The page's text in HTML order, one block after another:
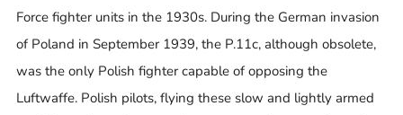
Force fighter units in the 1930s. During the German invasion
of Poland in September 1939, the P.11c, although obsolete,
was the only Polish fighter capable of opposing the
Luftwaffe. Polish pilots, flying these slow and lightly armed